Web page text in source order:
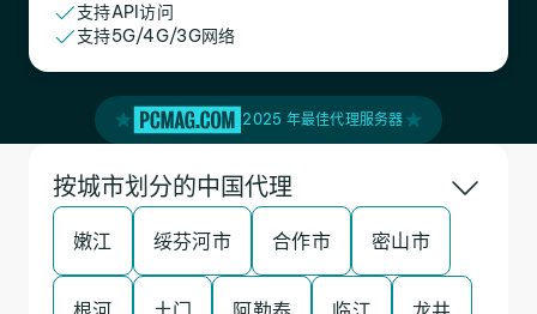
支持API访问
支持5G/4G/3G网络
2025 年最佳代理服务器
按城市划分的中国代理
嫩江 绥芬河市 合作市 密山市